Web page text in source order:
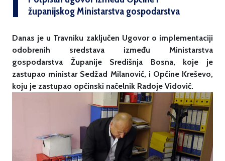
županijskog Ministarstva gospodarstva
Danas je u Travniku zaključen Ugovor o implementaciji
odobrenih sredstava između Ministarstva
gospodarstva Županije Središnja Bosna, koje je
zastupao ministar Sedžad Milanović, i Općine Kreševo,
koju je zastupao općinski načelnik Radoje Vidović.